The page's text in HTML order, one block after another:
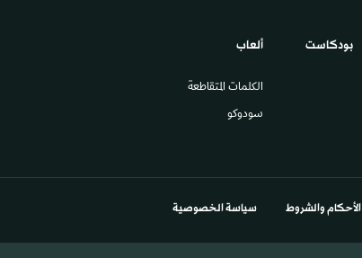
بودكاست ألعاب
الكلمات المتقاطعة
سودوكو
الأحكام والشروط سياسة الخصوصية